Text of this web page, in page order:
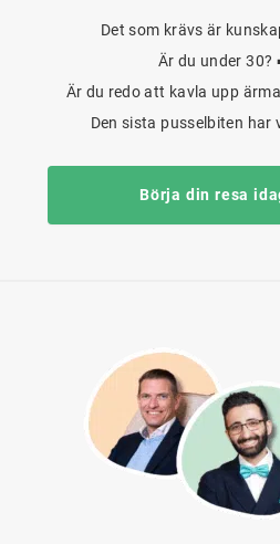
Det som krävs är
Är du under
Är du redo att kavla upp
Den sista pusselbiten har
Börja din resa